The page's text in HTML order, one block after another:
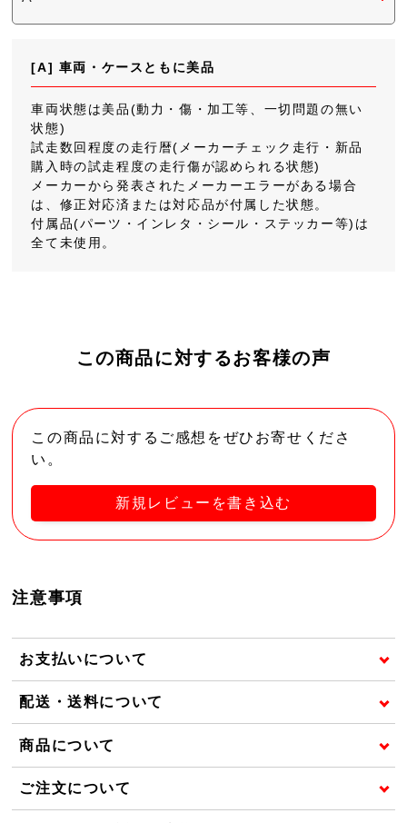
[A] 車両・ケースともに美品
車両状態は美品(動力・傷・加工等、一切問題の無い
状態)
試走数回程度の走行暦(メーカーチェック走行・新品
購入時の試走程度の走行傷が認められる状態)
メーカーから発表されたメーカーエラーがある場合
は、修正対応済または対応品が付属した状態。
付属品(パーツ・インレタ・シール・ステッカー等)は
全て未使用。
この商品に対するお客様の声
この商品に対するご感想をぜひお寄せくださ
い。
新規レビューを書き込む
注意事項
お支払いについて
配送・送料について
商品について
ご注文について